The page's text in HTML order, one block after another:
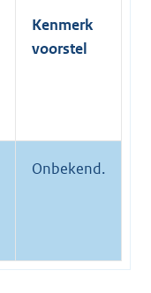
Kenmerk
voorstel
Onbekend.